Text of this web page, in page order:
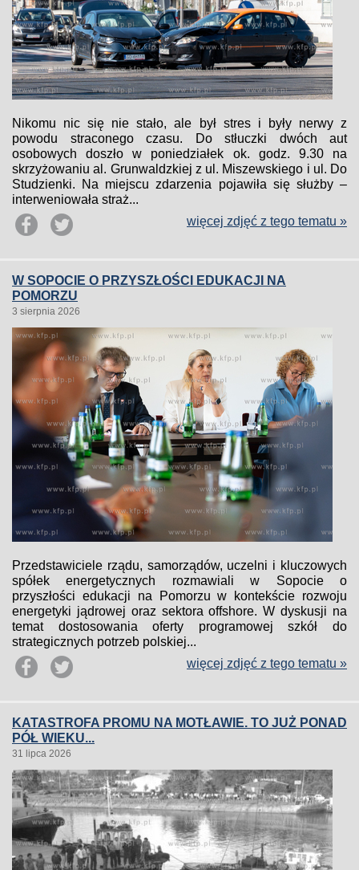
Nikomu nic się nie stało, ale był stres i były nerwy z
powodu straconego czasu. Do stłuczki dwóch aut
osobowych doszło w poniedziałek ok. godz. 9.30 na
skrzyżowaniu al. Grunwaldzkiej z ul. Miszewskiego i ul. Do
Studzienki. Na miejscu zdarzenia pojawiła się służby –
interweniowała straż...
więcej zdjęć z tego tematu »
W SOPOCIE O PRZYSZŁOŚCI EDUKACJI NA
POMORZU
3 sierpnia 2026
Przedstawiciele rządu, samorządów, uczelni i kluczowych
spółek energetycznych rozmawiali w Sopocie o
przyszłości edukacji na Pomorzu w kontekście rozwoju
energetyki jądrowej oraz sektora offshore. W dyskusji na
temat dostosowania oferty programowej szkół do
strategicznych potrzeb polskiej...
więcej zdjęć z tego tematu »
KATASTROFA PROMU NA MOTŁAWIE. TO JUŻ PONAD
PÓŁ WIEKU...
31 lipca 2026